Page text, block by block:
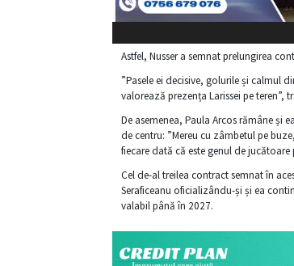
Astfel, Nusser a semnat prelungirea
”Pasele ei decisive, golurile și calmul
valorează prezența Larissei pe teren”,
De asemenea, Paula Arcos rămâne și
de centru: ”Mereu cu zâmbetul pe
fiecare dată că este genul de
Cel de-al treilea contract semnat în
Seraficeanu oficializându-și și ea
valabil până în 2027.